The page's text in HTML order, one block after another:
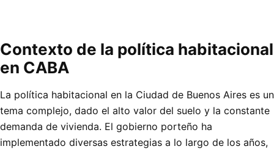
Contexto de la política habitacional
en CABA
La política habitacional en la Ciudad de Buenos Aires es un
tema complejo, dado el alto valor del suelo y la constante
demanda de vivienda. El gobierno porteño ha
implementado diversas estrategias a lo largo de los años,